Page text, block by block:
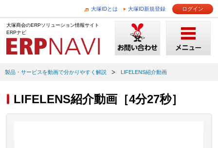
大塚IDとは 大塚ID新規登録 ログイン
大塚商会のERPソリューション情報サイト
ERPナビ
製品・サービスを動画で分かりやすく解説 LIFELENS紹介動画
LIFELENS紹介動画［4分27秒］